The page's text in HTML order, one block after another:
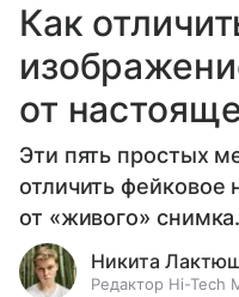
Как
от
Эти пять простых
отличить фейковое
от «живого» снимка.
Никита
Редактор Hi-Tech